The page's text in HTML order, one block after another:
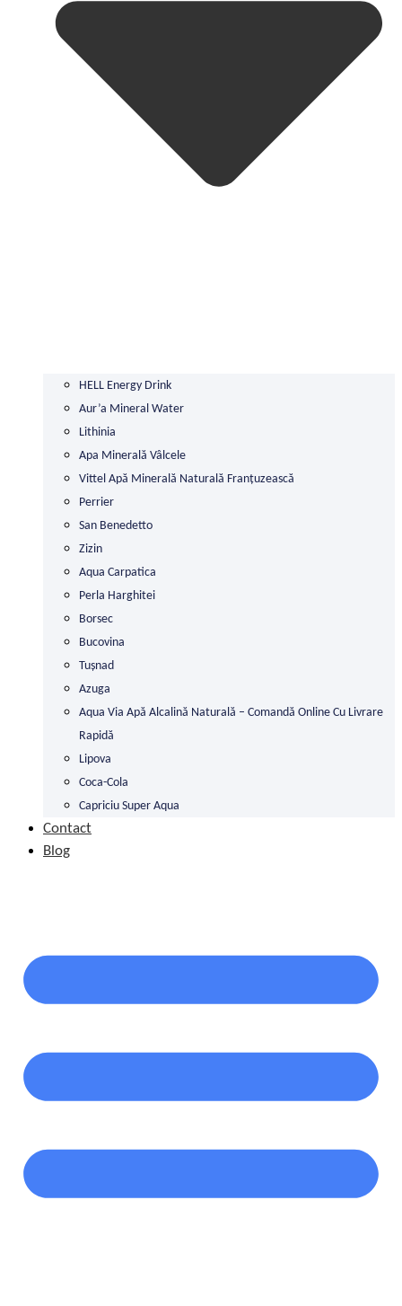
HELL Energy Drink
Aur’a Mineral Water
Lithinia
Apa Minerală Vâlcele
Vittel Apă Minerală Naturală Franțuzească
Perrier
San Benedetto
Zizin
Aqua Carpatica
Perla Harghitei
Borsec
Bucovina
Tușnad
Azuga
Aqua Via Apă Alcalină Naturală – Comandă Online Cu Livrare
Rapidă
Lipova
Coca-Cola
Capriciu Super Aqua
Contact
Blog